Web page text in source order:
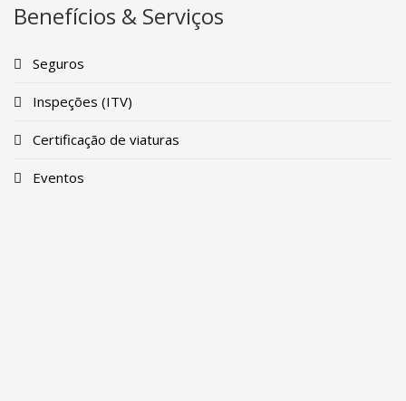
Benefícios & Serviços
Seguros
Inspeções (ITV)
Certificação de viaturas
Eventos